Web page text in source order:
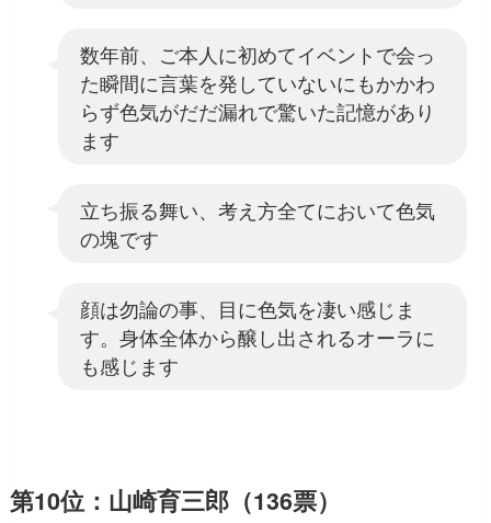
数年前、ご本人に初めてイベントで会っ
た瞬間に言葉を発していないにもかかわ
らず色気がだだ漏れで驚いた記憶があり
ます
立ち振る舞い、考え方全てにおいて色気
の塊です
顔は勿論の事、目に色気を凄い感じま
す。身体全体から醸し出されるオーラに
も感じます
第10位：山崎育三郎（136票）